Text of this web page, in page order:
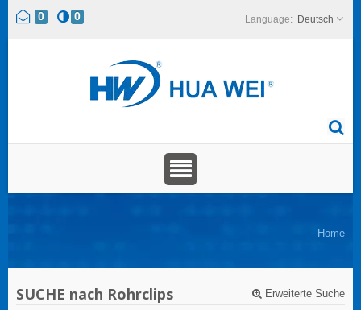
0 0 Deutsch
Home
SUCHE nach Rohrclips Erweiterte Suche